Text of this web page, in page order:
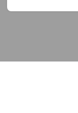
های محصول را